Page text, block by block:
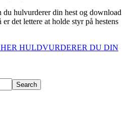
hulvurderer din hest og download
det lettere at holde styr på hestens
HULDVURDERER DU DIN
Search